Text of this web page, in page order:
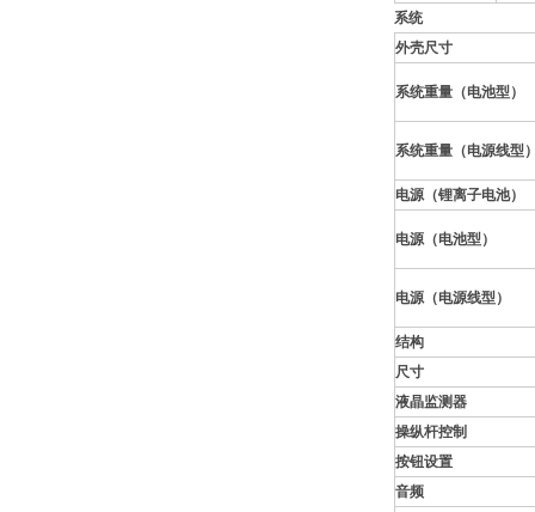
系统
外壳尺寸
系统重量（电池型）
系统重量（电源线型
电源（锂离子电池）
电源（电池型）
电源（电源线型）
结构
尺寸
液晶监测器
操纵杆控制
按钮设置
音频